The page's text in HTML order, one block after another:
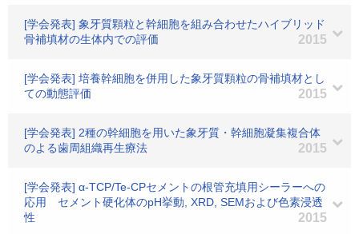
[学会発表] 象牙質顆粒と幹細胞を組み合わせたハイブリッド
骨補填材の生体内での評価
2015
[学会発表] 培養幹細胞を併用した象牙質顆粒の骨補填材とし
ての動態評価
2015
[学会発表] 2種の幹細胞を用いた象牙質・幹細胞凝集複合体
のよる歯周組織再生療法
2015
[学会発表] α-TCP/Te-CPセメントの根管充填用シーラーへの
応用 セメント硬化体のpH挙動, XRD, SEMおよび色素浸透
性
2015